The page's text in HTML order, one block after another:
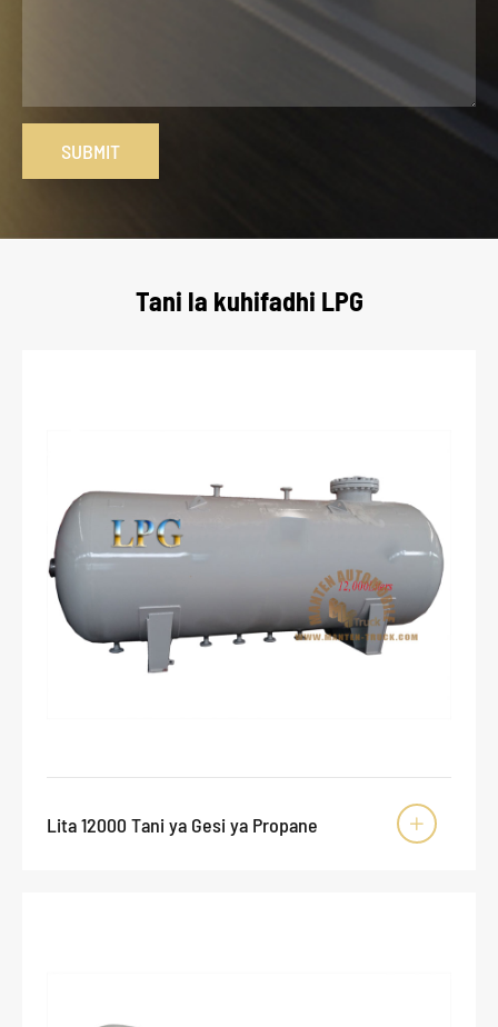
SUBMIT
Tani la kuhifadhi LPG
Lita 12000 Tani ya Gesi ya Propane 